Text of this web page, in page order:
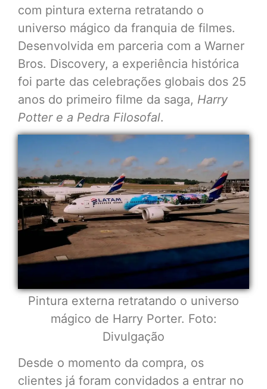
com pintura externa retratando o
universo mágico da franquia de filmes.
Desenvolvida em parceria com a Warner
Bros. Discovery, a experiência histórica
foi parte das celebrações globais dos 25
anos do primeiro filme da saga, Harry
Potter e a Pedra Filosofal.
Pintura externa retratando o universo
mágico de Harry Porter. Foto:
Divulgação
Desde o momento da compra, os
clientes já foram convidados a entrar no